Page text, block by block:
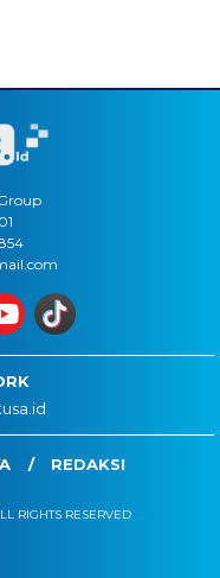
REDAKSI
RIGHTS RESERVED